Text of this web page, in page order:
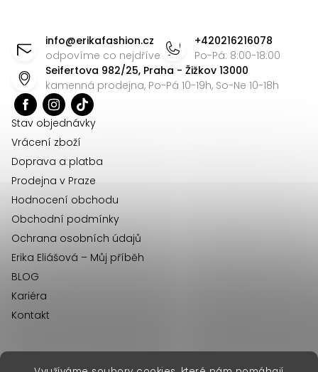
info@erikafashion.cz
odpovíme co nejdříve
+420216216078
Po-Pá: 8:00-18:00
Seifertova 982/25, Praha - Žižkov 13000
kamenná prodejna, Po-Pá 10-19h, So-Ne 10-18h
Stav objednávky
Vrácení zboží
Doprava a platba
Prodejna v Praze
Hodnocení obchodu
Obchodní podmínky
Ochrana osobních údajů
Erika Eliášová – Můj příběh
BLOG
Kariéra
Kontakt